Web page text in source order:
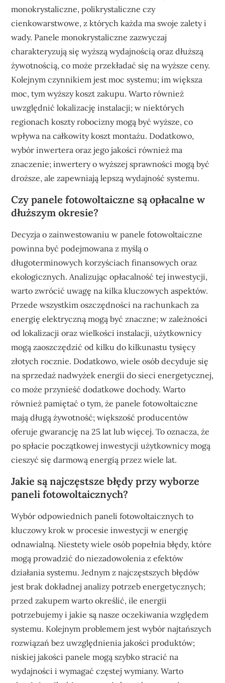
monokrystaliczne, polikrystaliczne czy
cienkowarstwowe, z których każda ma swoje zalety i
wady. Panele monokrystaliczne zazwyczaj
charakteryzują się wyższą wydajnością oraz dłuższą
żywotnością, co może przekładać się na wyższe ceny.
Kolejnym czynnikiem jest moc systemu; im większa
moc, tym wyższy koszt zakupu. Warto również
uwzględnić lokalizację instalacji; w niektórych
regionach koszty robocizny mogą być wyższe, co
wpływa na całkowity koszt montażu. Dodatkowo,
wybór inwertera oraz jego jakości również ma
znaczenie; inwertery o wyższej sprawności mogą być
droższe, ale zapewniają lepszą wydajność systemu.
Czy panele fotowoltaiczne są opłacalne w
dłuższym okresie?
Decyzja o zainwestowaniu w panele fotowoltaiczne
powinna być podejmowana z myślą o
długoterminowych korzyściach finansowych oraz
ekologicznych. Analizując opłacalność tej inwestycji,
warto zwrócić uwagę na kilka kluczowych aspektów.
Przede wszystkim oszczędności na rachunkach za
energię elektryczną mogą być znaczne; w zależności
od lokalizacji oraz wielkości instalacji, użytkownicy
mogą zaoszczędzić od kilku do kilkunastu tysięcy
złotych rocznie. Dodatkowo, wiele osób decyduje się
na sprzedaż nadwyżek energii do sieci energetycznej,
co może przynieść dodatkowe dochody. Warto
również pamiętać o tym, że panele fotowoltaiczne
mają długą żywotność; większość producentów
oferuje gwarancję na 25 lat lub więcej. To oznacza, że
po spłacie początkowej inwestycji użytkownicy mogą
cieszyć się darmową energią przez wiele lat.
Jakie są najczęstsze błędy przy wyborze
paneli fotowoltaicznych?
Wybór odpowiednich paneli fotowoltaicznych to
kluczowy krok w procesie inwestycji w energię
odnawialną. Niestety wiele osób popełnia błędy, które
mogą prowadzić do niezadowolenia z efektów
działania systemu. Jednym z najczęstszych błędów
jest brak dokładnej analizy potrzeb energetycznych;
przed zakupem warto określić, ile energii
potrzebujemy i jakie są nasze oczekiwania względem
systemu. Kolejnym problemem jest wybór najtańszych
rozwiązań bez uwzględnienia jakości produktów;
niskiej jakości panele mogą szybko stracić na
wydajności i wymagać częstej wymiany. Warto